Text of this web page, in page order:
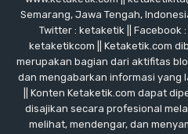
Semarang, Jawa Tengah,
Twitter : ketaketik || Facebook
ketaketikcom || Ketaketik.com
merupakan bagian dari aktifitas
dan mengabarkan informasi yang
|| Konten Ketaketik.com dapat
disajikan secara profesional
melihat, mendengar, dan